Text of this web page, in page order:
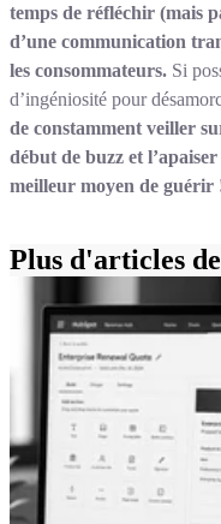
temps de réfléchir (mais
d’une communication
les consommateurs. Si
d’ingéniosité pour
de constamment veiller
début de buzz et
meilleur moyen de guérir
Plus d'articles